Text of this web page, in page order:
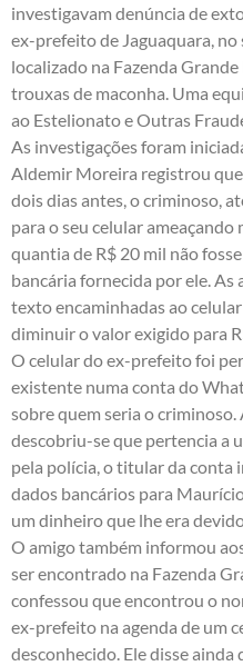
investigavam denúncia de
ex-prefeito de Jaguaquara, no
localizado na Fazenda
trouxas de maconha. Uma
ao Estelionato e Outras
As investigações foram
Aldemir Moreira registrou
dois dias antes, o criminoso,
para o seu celular ameaçando
quantia de R$ 20 mil não
bancária fornecida por ele. As
texto encaminhadas ao
diminuir o valor exigido para
O celular do ex-prefeito foi
existente numa conta do
sobre quem seria o criminoso.
descobriu-se que pertencia a
pela polícia, o titular da conta
dados bancários para
um dinheiro que lhe era
O amigo também informou
ser encontrado na Fazenda
confessou que encontrou o
ex-prefeito na agenda de um
desconhecido. Ele disse ainda